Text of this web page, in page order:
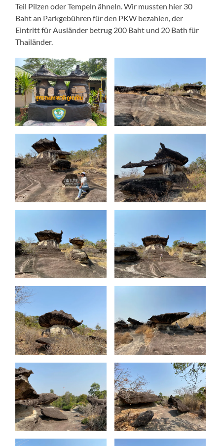
Teil Pilzen oder Tempeln ähneln. Wir mussten hier 30
Baht an Parkgebühren für den PKW bezahlen, der
Eintritt für Ausländer betrug 200 Baht und 20 Bath für
Thailänder.